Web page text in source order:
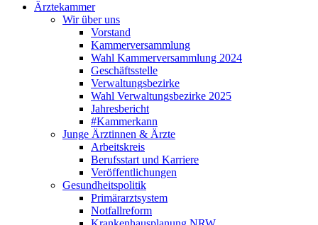
Ärztekammer
Wir über uns
Vorstand
Kammerversammlung
Wahl Kammerversammlung 2024
Geschäftsstelle
Verwaltungsbezirke
Wahl Verwaltungsbezirke 2025
Jahresbericht
#Kammerkann
Junge Ärztinnen & Ärzte
Arbeitskreis
Berufsstart und Karriere
Veröffentlichungen
Gesundheitspolitik
Primärarztsystem
Notfallreform